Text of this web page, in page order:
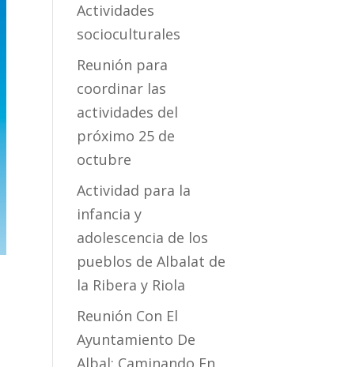
Actividades
socioculturales
Reunión para
coordinar las
actividades del
próximo 25 de
octubre
Actividad para la
infancia y
adolescencia de los
pueblos de Albalat de
la Ribera y Riola
Reunión Con El
Ayuntamiento De
Albal: Caminando En